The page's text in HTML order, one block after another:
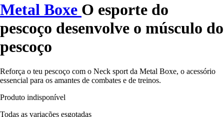
Metal Boxe O esporte do
pescoço desenvolve o músculo do
pescoço
Reforça o teu pescoço com o Neck sport da Metal Boxe, o acessório
essencial para os amantes de combates e de treinos.
Produto indisponível
Todas as variações esgotadas